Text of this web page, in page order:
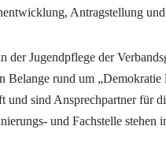
Antragstellung
der Jugendpflege der
rund um „Demokratie
sind Ansprechpartner für
und Fachstelle stehen